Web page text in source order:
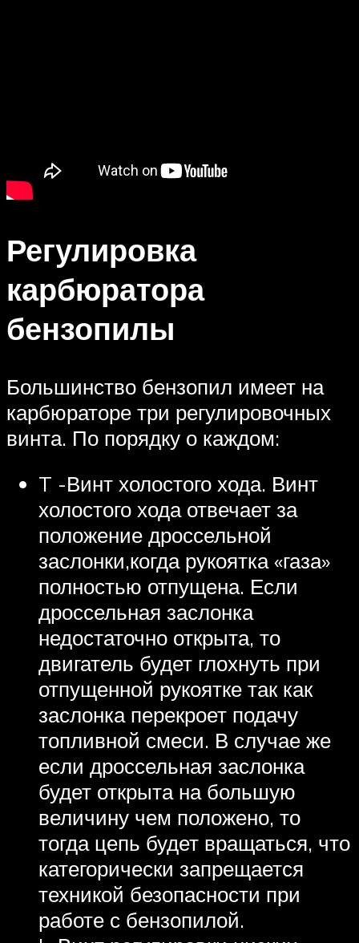
Регулировка
карбюратора
бензопилы
Большинство бензопил имеет на
карбюраторе три регулировочных
винта. По порядку о каждом:
T -Винт холостого хода. Винт
холостого хода отвечает за
положение дроссельной
заслонки,когда рукоятка «газа»
полностью отпущена. Если
дроссельная заслонка
недостаточно открыта, то
двигатель будет глохнуть при
отпущенной рукоятке так как
заслонка перекроет подачу
топливной смеси. В случае же
если дроссельная заслонка
будет открыта на большую
величину чем положено, то
тогда цепь будет вращаться, что
категорически запрещается
техникой безопасности при
работе с бензопилой.